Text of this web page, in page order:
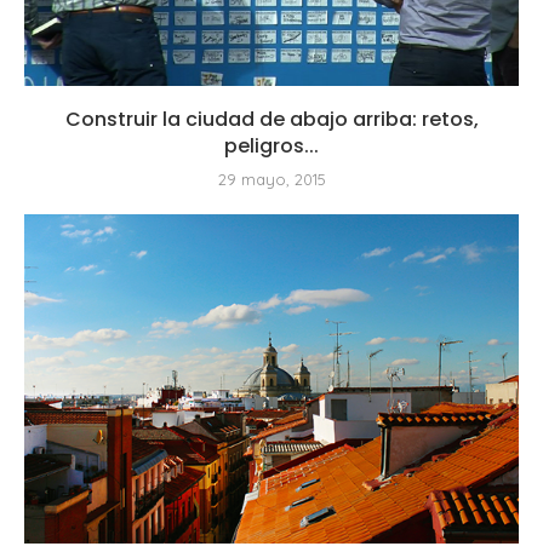
Construir la ciudad de abajo arriba: retos,
peligros...
29 mayo, 2015